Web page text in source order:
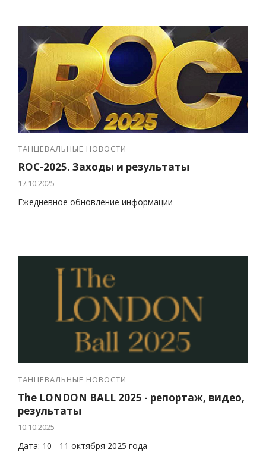
ТАНЦЕВАЛЬНЫЕ НОВОСТИ
ROC-2025. Заходы и результаты
17.10.2025
Ежедневное обновление информации
ТАНЦЕВАЛЬНЫЕ НОВОСТИ
The LONDON BALL 2025 - репортаж, видео,
результаты
10.10.2025
Дата: 10 - 11 октября 2025 года